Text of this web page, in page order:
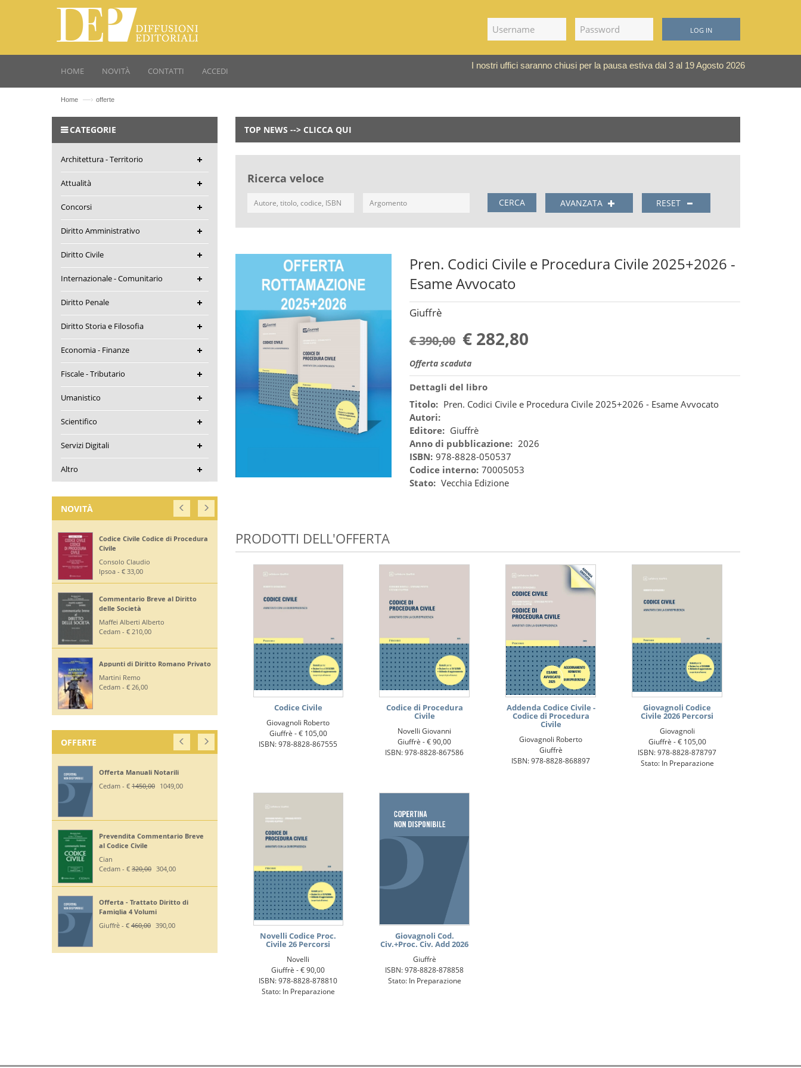
LOG IN
HOME NOVITÀ CONTATTI ACCEDI
I nostri uffici saranno chiusi per la pausa estiva dal 3 al 19 Agosto 2026
Home —› offerte
TOP NEWS --> CLICCA QUI
Ricerca veloce
CERCA AVANZATA RESET
Pren. Codici Civile e Procedura Civile 2025+2026 -
Esame Avvocato
Giuffrè
€ 390,00 € 282,80
Offerta scaduta
Dettagli del libro
Titolo: Pren. Codici Civile e Procedura Civile 2025+2026 - Esame Avvocato
Autori:
Editore: Giuffrè
Anno di pubblicazione: 2026
ISBN: 978-8828-050537
Codice interno: 70005053
Stato: Vecchia Edizione
PRODOTTI DELL'OFFERTA
Codice Civile
Giovagnoli Roberto
Giuffrè -€ 105,00
ISBN: 978-8828-867555
Codice di Procedura
Civile
Novelli Giovanni
Giuffrè -€ 90,00
ISBN: 978-8828-867586
Addenda Codice Civile -
Codice di Procedura
Civile
Giovagnoli Roberto
Giuffrè
ISBN: 978-8828-868897
Giovagnoli Codice
Civile 2026 Percorsi
Giovagnoli
Giuffrè -€ 105,00
ISBN: 978-8828-878797
Stato: In Preparazione
Novelli Codice Proc.
Civile 26 Percorsi
Novelli
Giuffrè -€ 90,00
ISBN: 978-8828-878810
Stato: In Preparazione
Giovagnoli Cod.
Civ.+Proc. Civ. Add 2026
Giuffrè
ISBN: 978-8828-878858
Stato: In Preparazione
CATEGORIE
Architettura - Territorio
Attualità
Concorsi
Diritto Amministrativo
Diritto Civile
Internazionale - Comunitario
Diritto Penale
Diritto Storia e Filosofia
Economia - Finanze
Fiscale - Tributario
Umanistico
Scientifico
Servizi Digitali
Altro
NOVITÀ
Codice Civile Codice di Procedura
Civile
Consolo Claudio
Ipsoa - € 33,00
Commentario Breve al Diritto
delle Società
Maffei Alberti Alberto
Cedam - € 210,00
Appunti di Diritto Romano Privato
Martini Remo
Cedam - € 26,00
OFFERTE
Offerta Manuali Notarili
Cedam - € 1450,00 1049,00
Prevendita Commentario Breve
al Codice Civile
Cian
Cedam - € 320,00 304,00
Offerta - Trattato Diritto di
Famiglia 4 Volumi
Giuffrè - € 460,00 390,00